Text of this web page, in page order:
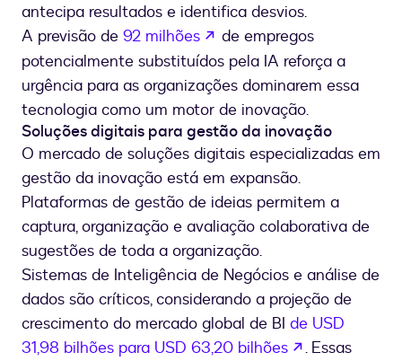
antecipa resultados e identifica desvios.
A previsão de 92 milhões se abre en una nueva
de empregos
potencialmente substituídos pela IA reforça a
urgência para as organizações dominarem essa
tecnologia como um motor de inovação.
Soluções digitais para gestão da inovação
O mercado de soluções digitais especializadas em
gestão da inovação está em expansão.
Plataformas de gestão de ideias permitem a
captura, organização e avaliação colaborativa de
sugestões de toda a organização.
Sistemas de Inteligência de Negócios e análise de
dados são críticos, considerando a projeção de
crescimento do mercado global de BI de USD
31,98 bilhões para USD 63,20 bilhões
se abre en
. Essas